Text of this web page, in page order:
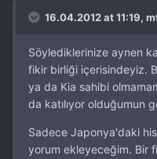
16.04.2012 at 11:19,
Söylediklerinize aynen
fikir birliği içerisindeyiz.
ya da Kia sahibi
da katılıyor olduğumun
Sadece Japonya'daki
yorum ekleyeceğim. Bir